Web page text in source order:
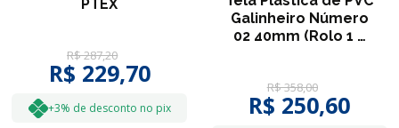
PTEX
R$287,20
R$ 229,70
+3% de desconto no pix
Galinheiro Número
02 40mm (Rolo 1 x
R$358,00
R$ 250,60